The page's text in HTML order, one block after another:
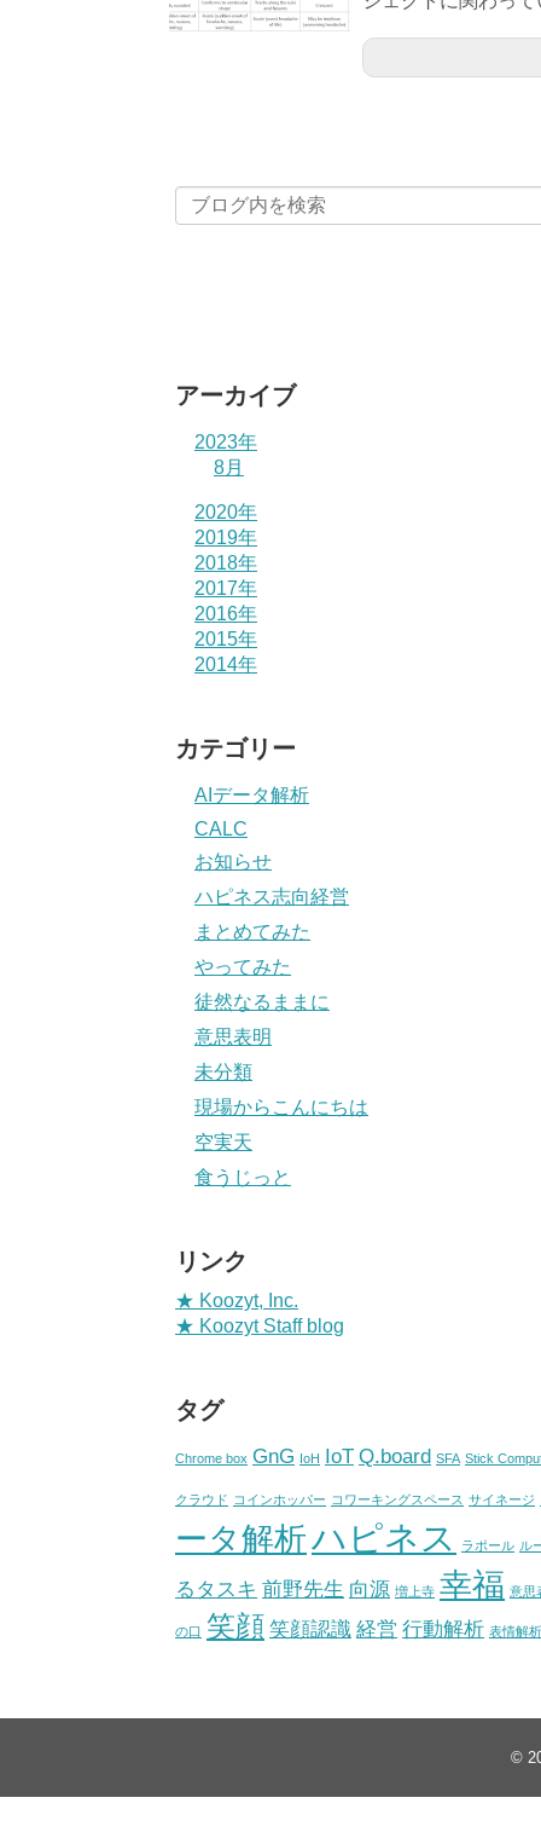
アーカイブ
2023年
8月
2020年
2019年
2018年
2017年
2016年
2015年
2014年
カテゴリー
AIデータ解析
CALC
お知らせ
ハピネス志向経営
まとめてみた
やってみた
徒然なるままに
意思表明
未分類
現場からこんにちは
空実天
食うじっと
リンク
★ Koozyt, Inc.
★ Koozyt Staff blog
タグ
Chrome box GnG IoH IoT Q.board SFA Stick
クラウド コインホッパー コワーキングスペース サイネージ
ータ解析ハピネス ラポール ル
るタスキ 前野先生 向源 増上寺 幸福 意思
の口 笑顔 笑顔認識 経営 行動解析 表情解析
©